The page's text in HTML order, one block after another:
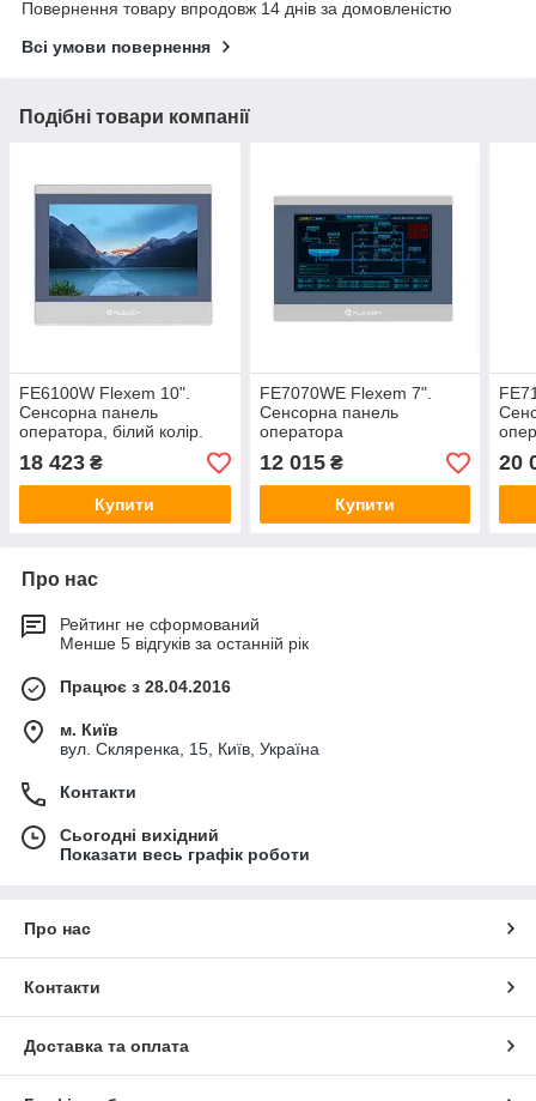
Повернення товару впродовж 14 днів за домовленістю
Всі умови повернення
Подібні товари компанії
FE6100W Flexem 10".
Сенсорна панель
оператора, білий колір.
18 423 ₴
Купити
FE7070WE Flexem 7".
Сенсорна панель
оператора
12 015₴
Купити
20
Про нас
Рейтинг не сформований
Менше 5 відгуків за останній рік
Працює з 28.04.2016
м. Київ
вул. Скляренка, 15, Київ, Україна
Контакти
Сьогодні вихідний
Показати весь графік роботи
Про нас
Контакти
Доставка та оплата